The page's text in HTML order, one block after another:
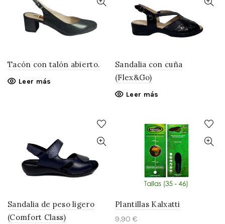
Tacón con talón abierto.
Leer más
Sandalia con cuña
(Flex&Go)
Leer más
Sandalia de peso ligero
(Comfort Class)
Plantillas Kalxatti
9.90 €